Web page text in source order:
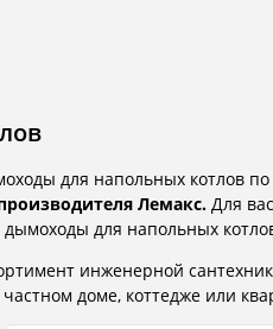
для напольных котлов
Лемакс. Для
для напольных
инженерной
доме, коттедже или